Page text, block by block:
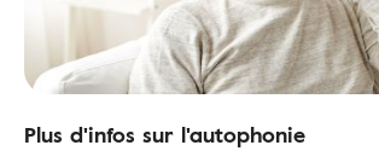
Plus d'infos sur l'autophonie